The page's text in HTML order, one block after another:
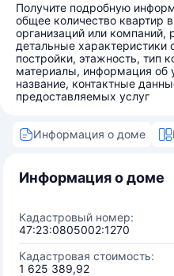
Получите подробную
общее количество квартир
организаций или
детальные характеристики
постройки, этажность, тип
материалы, информация об
название, контактные
предоставляемых услуг
Информация о доме
Информация о доме
Кадастровый номер:
47:23:0805002:1270
Кадастровая стоимость:
1 625 389,92